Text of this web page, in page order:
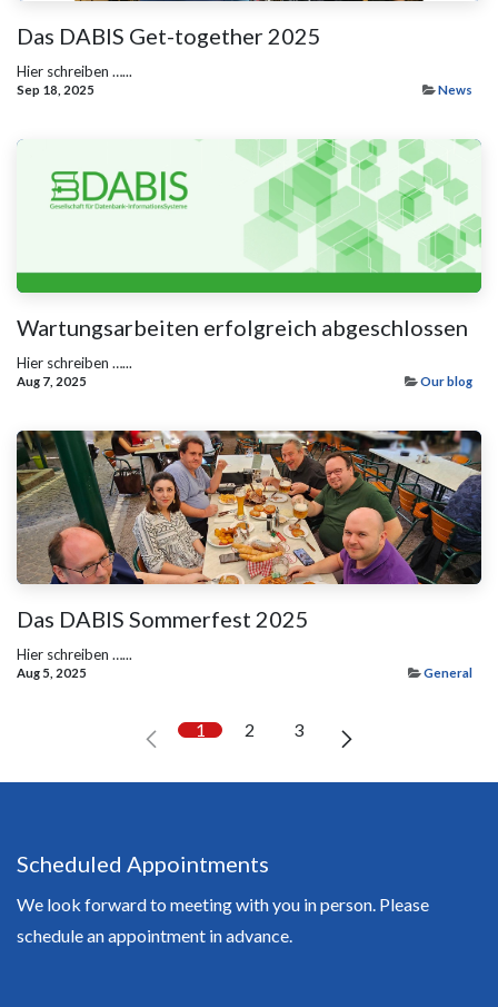
Das DABIS Get-together 2025
Hier schreiben …...
Sep 18, 2025 News
Wartungsarbeiten erfolgreich abgeschlossen
Hier schreiben …...
Aug 7, 2025 Our blog
Das DABIS Sommerfest 2025
Hier schreiben …...
Aug 5, 2025 General
1 2 3
Scheduled Appointments
We look forward to meeting with you in person. Please
schedule an appointment in advance.